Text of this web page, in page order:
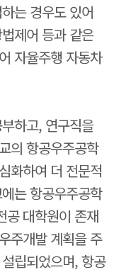
는 경우도 있어
제어 등과 같은
자율주행 자동차
하고, 연구직을
의 항공우주공학
화하여 더 전문적
는 항공우주공학
공 대학원이 존재
주개발 계획을 주
립되었으며, 항공